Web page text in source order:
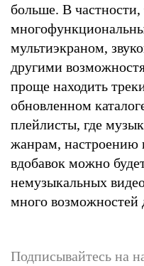
больше. В частности,
мультиэкраном,
другими
проще находить
обновленном
плейлисты, где
жанрам, настроению
вдобавок можно
немузыкальных
много возможностей
Подписывайтесь на